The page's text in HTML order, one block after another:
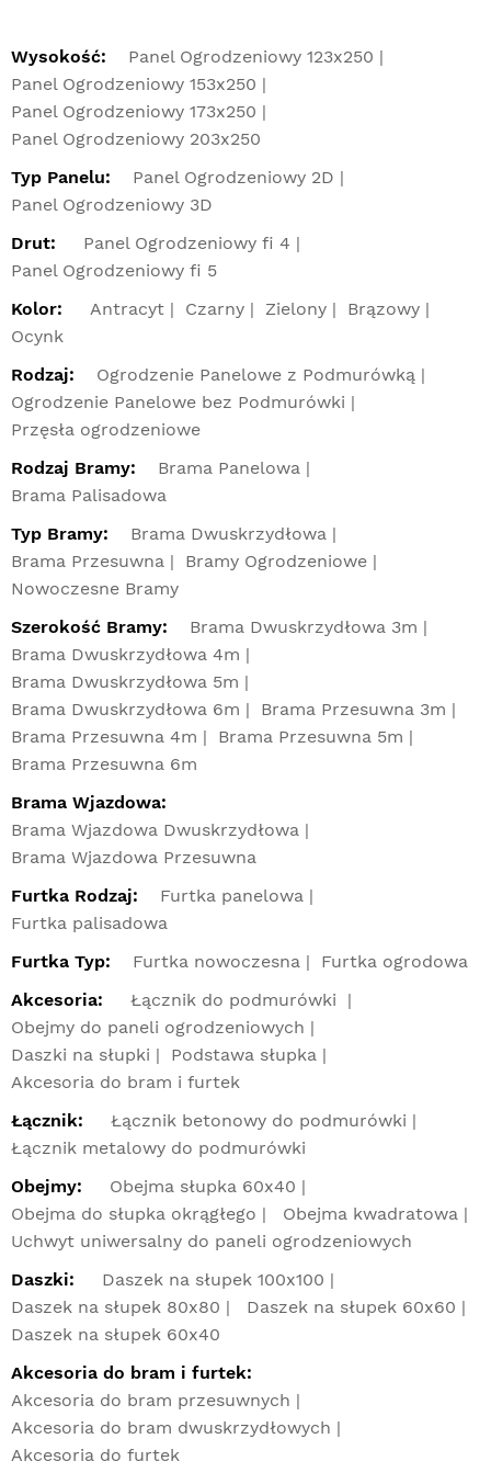
Wysokość:
Panel Ogrodzeniowy 123x250
Panel Ogrodzeniowy 153x250
Panel Ogrodzeniowy 173x250
Panel Ogrodzeniowy 203x250
Typ Panelu:
Panel Ogrodzeniowy 2D
Panel Ogrodzeniowy 3D
Drut:
Panel Ogrodzeniowy fi 4
Panel Ogrodzeniowy fi 5
Kolor:
Antracyt Czarny Zielony
Brązowy
Ocynk
Rodzaj:
Ogrodzenie Panelowe z Podmurówką
Ogrodzenie Panelowe bez Podmurówki
Przęsła ogrodzeniowe
Rodzaj Bramy:
Brama Panelowa
Brama Palisadowa
Typ Bramy:
Brama Dwuskrzydłowa
Brama Przesuwna
Bramy Ogrodzeniowe
Nowoczesne Bramy
Szerokość Bramy:
Brama Dwuskrzydłowa 3m
Brama Dwuskrzydłowa 4m
Brama Dwuskrzydłowa 5m
Brama Dwuskrzydłowa 6m
Brama Przesuwna 3m
Brama Przesuwna 4m
Brama Przesuwna 5m
Brama Przesuwna 6m
Brama Wjazdowa:
Brama Wjazdowa Dwuskrzydłowa
Brama Wjazdowa Przesuwna
Furtka Rodzaj:
Furtka panelowa
Furtka palisadowa
Furtka Typ:
Furtka nowoczesna
Furtka ogrodowa
Akcesoria:
Łącznik do podmurówki
Obejmy do paneli ogrodzeniowych
Daszki na słupki
Podstawa słupka
Akcesoria do bram i furtek
Łącznik:
Łącznik betonowy do podmurówki
Łącznik metalowy do podmurówki
Obejmy:
Obejma słupka 60x40
Obejma do słupka okrągłego
Obejma kwadratowa
Uchwyt uniwersalny do paneli ogrodzeniowych
Daszki:
Daszek na słupek 100x100
Daszek na słupek 80x80
Daszek na słupek 60x60
Daszek na słupek 60x40
Akcesoria do bram i furtek:
Akcesoria do bram przesuwnych
Akcesoria do bram dwuskrzydłowych
Akcesoria do furtek